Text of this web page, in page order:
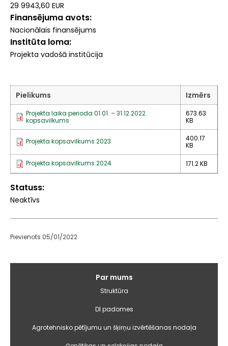
29 9943,60 EUR
Finansējuma avots
Nacionālais finansējums
Institūta loma
Projekta vadošā institūcija
Pielikums Izmērs
Projekta laika perioda 01.01. – 31.12.2022.
kopsavilkums
673.63
KB
Projekta kopsavilkums 2023
400.17
KB
Projekta kopsavilkums 2024 171.2 KB
Statuss
Neaktīvs
Pievienots 05/01/2022
Par mums
Struktūra
DI padomes
Agrotehnisko pētījumu un šķirņu izvērtēšanas nodaļa